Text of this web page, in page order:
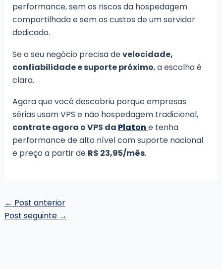
performance, sem os riscos da hospedagem
compartilhada e sem os custos de um servidor
dedicado.
Se o seu negócio precisa develocidade,
confiabilidade e suporte próximo, a escolha é
clara.
Agora que você descobriu porque empresas
sérias usam VPS e não hospedagem tradicional,
contrate agora o VPS da Platon e tenha
performance de alto nível com suporte nacional
e preço a partir de R$ 23,95/mês.
Post
navigation
← Post anterior
Post seguinte →